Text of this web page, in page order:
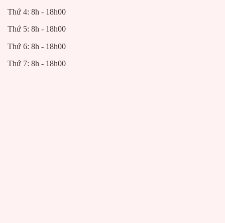
Thứ 4: 8h - 18h00
Thứ 5: 8h - 18h00
Thứ 6: 8h - 18h00
Thứ 7: 8h - 18h00